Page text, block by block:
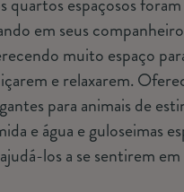
em seus
muito espaço
e relaxarem.
para animais de
e água e guloseimas
ajudá-los a se sentirem em